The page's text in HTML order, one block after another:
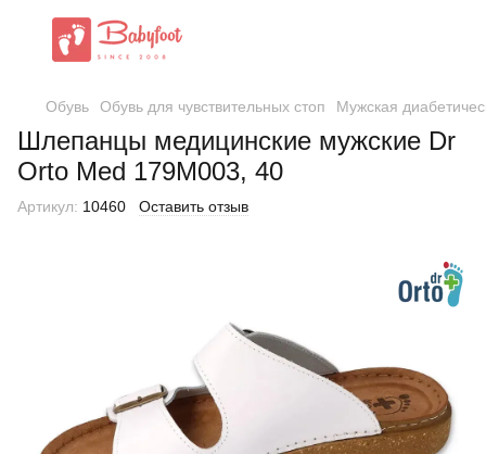
Обувь Обувь для чувствительных стоп Мужская
Шлепанцы медицинские мужские Dr
Orto Med 179M003, 40
Артикул: 10460 Оставить отзыв